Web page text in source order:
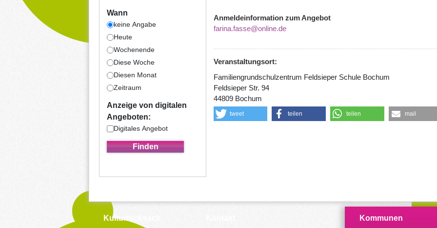
Wann
keine Angabe
Heute
Wochenende
Diese Woche
Diesen Monat
Zeitraum
Anzeige von digitalen
Angeboten:
Digitales Angebot
Anmeldeinformation zum Angebot
farina.fasse@online.de
Veranstaltungsort:
Familiengrundschulzentrum Feldsieper Schule Bochum
Feldsieper Str. 94
44809 Bochum
tweet teilen teilen mail
Kulturrucksack Kommunen